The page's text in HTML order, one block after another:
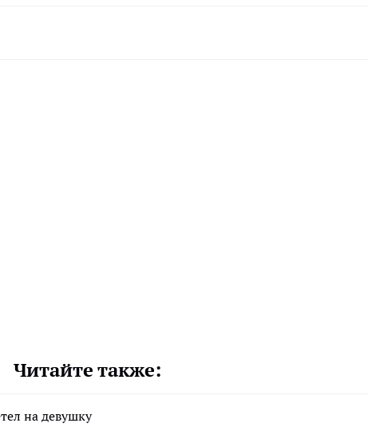
Читайте также:
на девушку